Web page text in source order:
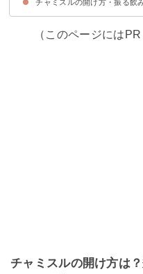
チャミスルのかっこいい蓋の
回し方①チャミスルの瓶を
回し方②横にシェイクする
回し方③スマホのライトを照
チャミスルの開け方・振る飲
（このページには
チャミスルの開け方は